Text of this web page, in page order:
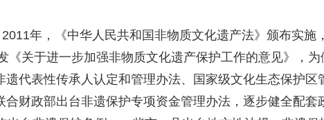
年，《中华人民共和国非物质文化遗产法》颁布实施
关于进一步加强非物质文化遗产保护工作的意见》，
代表性传承人认定和管理办法、国家级文化生态保护区
财政部出台非遗保护专项资金管理办法，逐步健全配套